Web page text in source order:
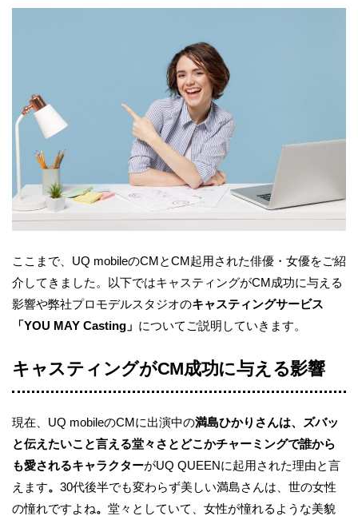
ここまで、UQ mobileのCMとCM起用された俳優・女優をご紹
介してきました。以下ではキャスティングがCM成功に与える
影響や弊社プロモデルスタジオのキャスティングサービス
「YOU MAY Casting」 についてご説明していきます。
キャスティングがCM成功に与える影響
現在、UQ mobileのCMに出演中の満島ひかりさんは、ズバッ
と伝えたいこと言える堂々さとどこかチャーミングで誰から
も愛されるキャラクターがUQ QUEENに起用された理由と言
えます。 30代後半でも変わらず美しい満島さんは、世の女性
の憧れですよね。 堂々としていて、女性が憧れるような美貌